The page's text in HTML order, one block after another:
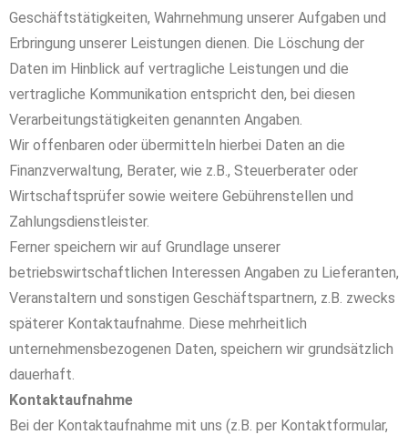
Geschäftstätigkeiten, Wahrnehmung unserer Aufgaben und
Erbringung unserer Leistungen dienen. Die Löschung der
Daten im Hinblick auf vertragliche Leistungen und die
vertragliche Kommunikation entspricht den, bei diesen
Verarbeitungstätigkeiten genannten Angaben.
Wir offenbaren oder übermitteln hierbei Daten an die
Finanzverwaltung, Berater, wie z.B., Steuerberater oder
Wirtschaftsprüfer sowie weitere Gebührenstellen und
Zahlungsdienstleister.
Ferner speichern wir auf Grundlage unserer
betriebswirtschaftlichen Interessen Angaben zu Lieferanten,
Veranstaltern und sonstigen Geschäftspartnern, z.B. zwecks
späterer Kontaktaufnahme. Diese mehrheitlich
unternehmensbezogenen Daten, speichern wir grundsätzlich
dauerhaft.
Kontaktaufnahme
Bei der Kontaktaufnahme mit uns (z.B. per Kontaktformular,